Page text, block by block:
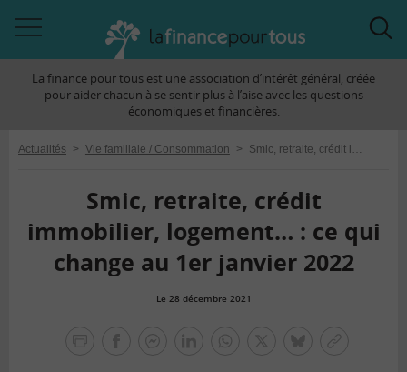
àLa finance pour tous est une association d’intérêt général, créée
pour aider chacun à se sentir plus à l’aise avec les questions
économiques et financières.
Actualités > Vie familiale / Consommation > Smic, retraite, crédit immobilier, logement… : ce qui change au 1er janvier 2022
Smic, retraite, crédit
immobilier, logement… : ce qui
change au 1er janvier 2022
Le 28 décembre 2021